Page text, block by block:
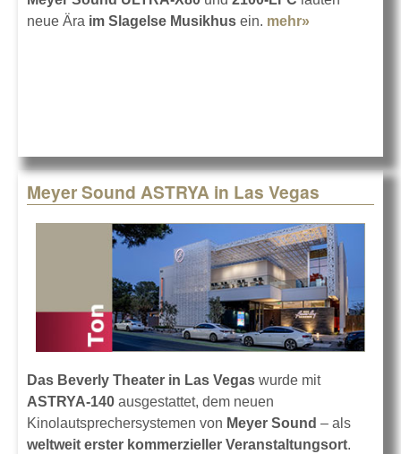
neue Ära im Slagelse Musikhus ein. mehr»
Meyer Sound ASTRYA in Las Vegas
Das Beverly Theater in Las Vegas wurde mit
ASTRYA-140 ausgestattet, dem neuen
Kinolautsprechersystemen von Meyer Sound – als
weltweit erster kommerzieller Veranstaltungsort.